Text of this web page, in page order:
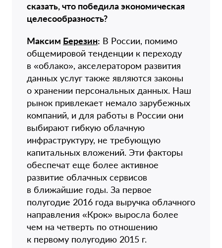
сказать, что победила экономическая
целесообразность?
Максим Березин: В России, помимо
общемировой тенденции к переходу
в «облако», акселератором развития
данных услуг также являются законы
о хранении персональных данных. Наш
рынок привлекает немало зарубежных
компаний, и для работы в России они
выбирают гибкую облачную
инфраструктуру, не требующую
капитальных вложений. Эти факторы
обеспечат еще более активное
развитие облачных сервисов
в ближайшие годы. За первое
полугодие 2016 года выручка облачного
направления «Крок» выросла более
чем на четверть по отношению
к первому полугодию 2015 г.